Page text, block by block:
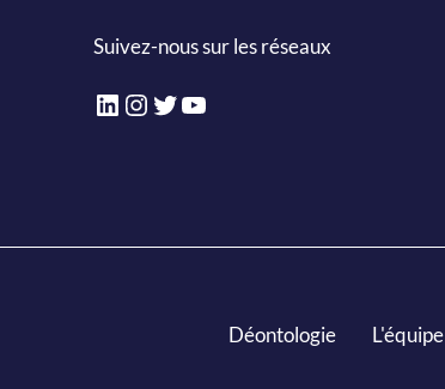
Suivez-nous sur les réseaux
LinkedIn
Instagram
Twitter
YouTube
Déontologie L'équipe